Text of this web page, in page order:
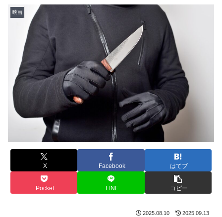
映画
X Facebook はてブ
Pocket LINE コピー
2025.08.10 2025.09.13